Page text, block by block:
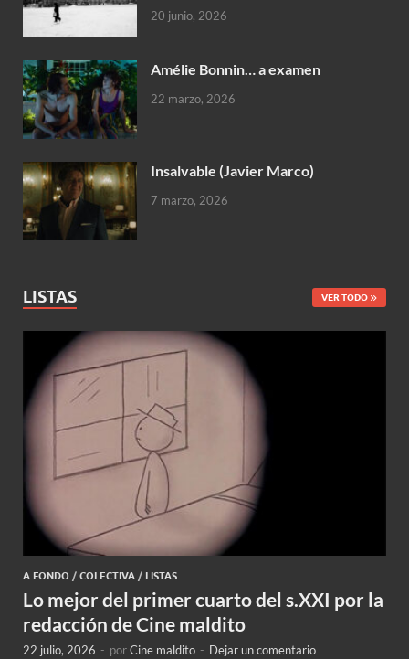
20 junio, 2026
Amélie Bonnin… a examen
22 marzo, 2026
Insalvable (Javier Marco)
7 marzo, 2026
LISTAS VER TODO
A FONDO / COLECTIVA / LISTAS
Lo mejor del primer cuarto del s.XXI por la
redacción de Cine maldito
22 julio, 2026 - porCine maldito - Dejar un comentario